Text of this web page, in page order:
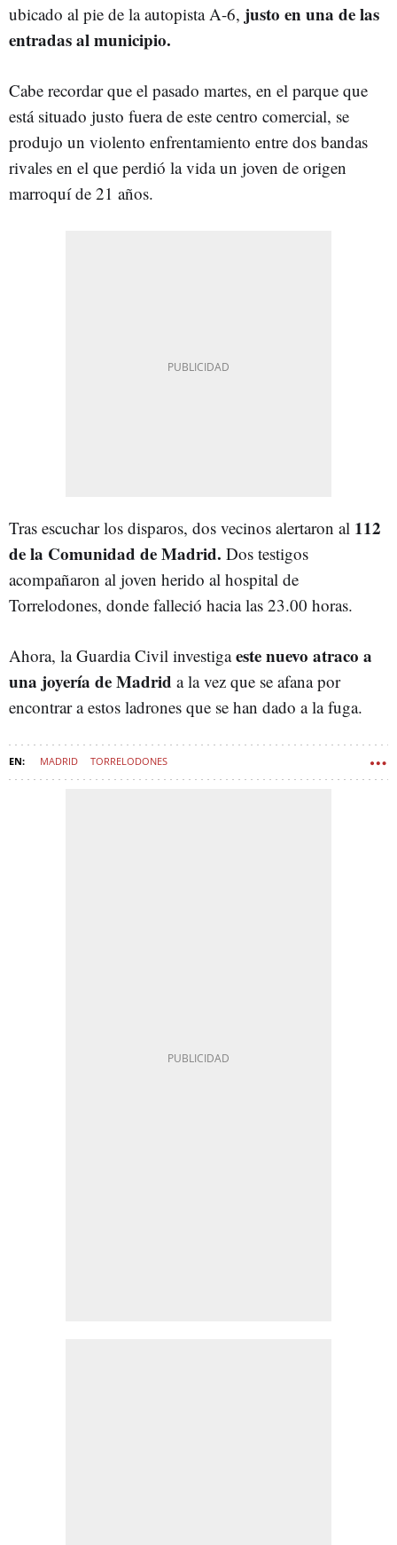
ubicado al pie de la autopista A-6, justo en una de las
entradas al municipio.
Cabe recordar que el pasado martes, en el parque que
está situado justo fuera de este centro comercial, se
produjo un violento enfrentamiento entre dos bandas
rivales en el que perdió la vida un joven de origen
marroquí de 21 años.
Tras escuchar los disparos, dos vecinos alertaron al 112
de la Comunidad de Madrid. Dos testigos
acompañaron al joven herido al hospital de
Torrelodones, donde falleció hacia las 23.00 horas.
Ahora, la Guardia Civil investigaeste nuevo atraco a
una joyería de Madrid a la vez que se afana por
encontrar a estos ladrones que se han dado a la fuga.
MADRID TORRELODONES